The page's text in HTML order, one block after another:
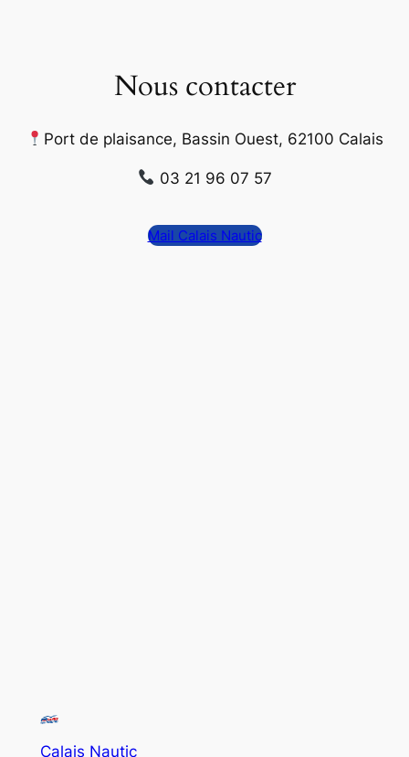
Nous contacter
Port de plaisance, Bassin Ouest, 62100 Calais
03 21 96 07 57
Mail Calais Nautic
Calais Nautic